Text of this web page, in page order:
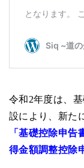
令和2年度は、
設により、新た
「基礎控除申
得金額調整控除